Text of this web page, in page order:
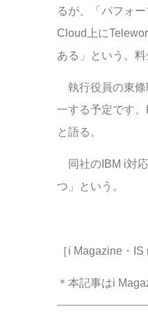
るが、「パフォ
Cloud上に
ある」という。
執行役員の東條
一する予定です
と語る。
同社のIBM i対
つ」という。
［i Magazine・IS
＊本記事はi